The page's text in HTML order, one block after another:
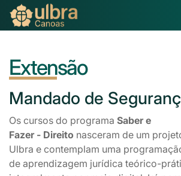
Extensão
Mandado de
Os cursos do programa Saber e
Fazer - Direito nasceram de um
Ulbra e contemplam uma
de aprendizagem jurídica teórico-